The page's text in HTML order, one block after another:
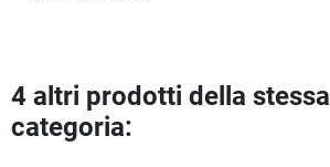
4 altri prodotti della stessa
categoria: